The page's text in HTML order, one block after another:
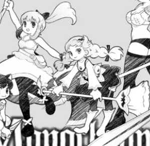
テクノロジー・ガジェット ゲ
映像・映画 書
ビジネス・起業 チ
まちづくり・地域活性化